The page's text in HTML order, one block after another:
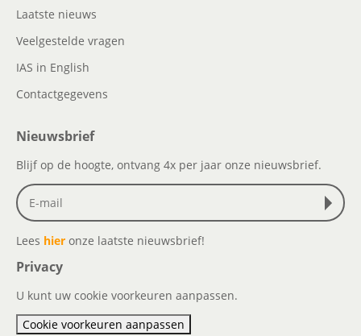
Laatste nieuws
Veelgestelde vragen
IAS in English
Contactgegevens
Nieuwsbrief
Blijf op de hoogte, ontvang 4x per jaar onze nieuwsbrief.
Lees hier onze laatste nieuwsbrief!
Privacy
U kunt uw cookie voorkeuren aanpassen.
Cookie voorkeuren aanpassen